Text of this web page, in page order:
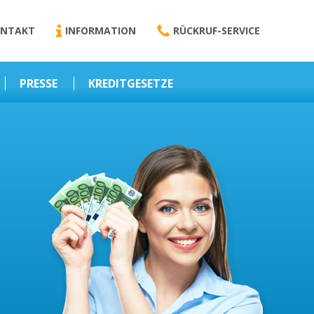
INFORMATION RÜCKRUF-SERVICE
PRESSE KREDITGESETZE
Darlehensvermittlung
Nebenentgelte
Kreditvermittlung
Abweichende
Vereinbarung
Erlaubnis zur
Kreditvermittlung